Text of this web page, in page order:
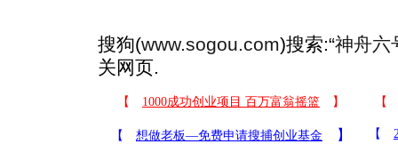
搜狗(www.sogou.com)搜索:“神舟六
关网页.